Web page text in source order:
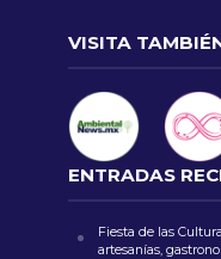
VISITA
ENTRADAS
Fiesta de las
artesanías,